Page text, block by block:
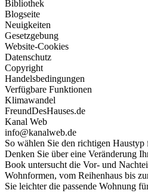
Bibliothek
Blogseite
Neuigkeiten
Gesetzgebung
Website-Cookies
Datenschutz
Copyright
Handelsbedingungen
Verfügbare Funktionen
Klimawandel
FreundDesHauses.de
Kanal Web
info@kanalweb.de
So wählen Sie den richtigen
Denken Sie über eine Veränderung
Book untersucht die Vor- und
Wohnformen, vom Reihenhaus bis
Sie leichter die passende Wohnung